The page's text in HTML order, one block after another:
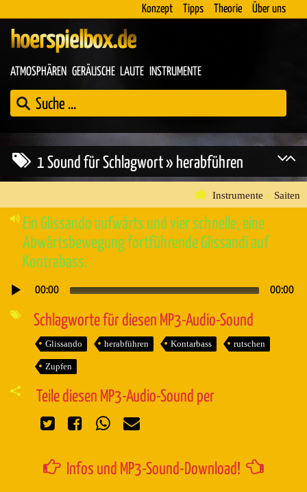
Konzept Tipps Theorie Über uns
hoerspielbox.de
ATMOSPHÄREN GERÄUSCHE LAUTE INSTRUMENTE
1 Sound für Schlagwort » herabführen
Instrumente » Saiten
Ein Glissando aufwärts und vier schnelle, eine
Abwärtsbewegung fortführende Glissandi auf
Kontrabass.
Audio-
00:00 00:00
Schlagworte für diesen MP3-Audio-Sound
Glissando herabführen Kontarbass rutschen
Zupfen
Teile diesen MP3-Audio-Sound per
Infos und MP3-Sound-Download!